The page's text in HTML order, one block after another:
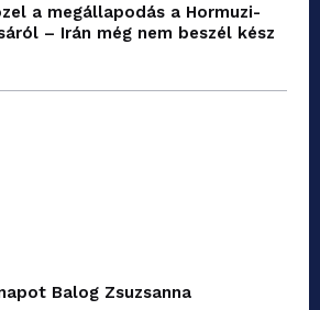
a megállapodás a Hormuzi-
– Irán még nem beszél kész
Balog Zsuzsanna